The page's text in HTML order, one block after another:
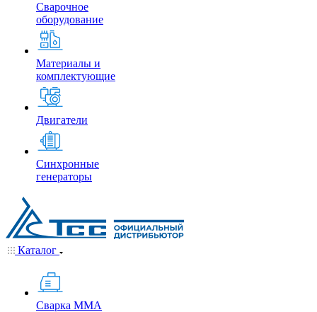
Сварочное
оборудование
Материалы и
комплектующие
Двигатели
Синхронные
генераторы
Каталог
Сварка MMA